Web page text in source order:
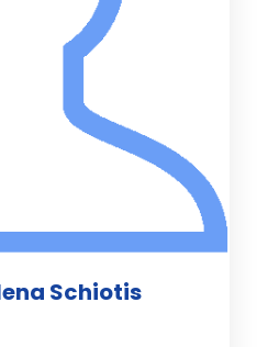
Schiotis